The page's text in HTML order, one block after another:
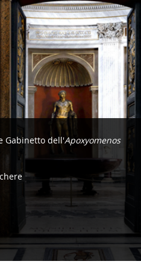
Gabinetto dell'Apoxyomenos